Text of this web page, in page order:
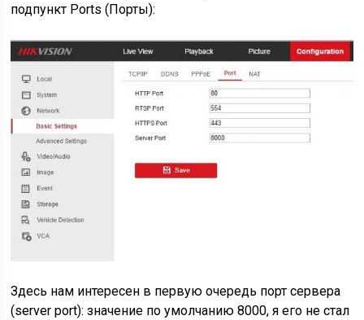
подпункт Ports (Порты):
Здесь нам интересен в первую очередь порт сервера
(server port): значение по умолчанию 8000, я его не стал